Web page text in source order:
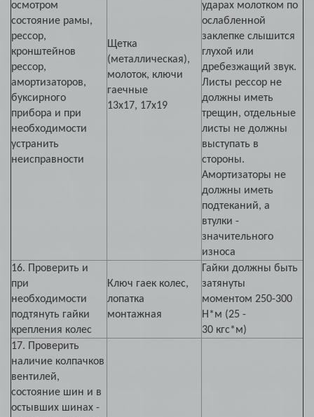
осмотром
состояние рамы,
рессор,
кронштейнов
рессор,
амортизаторов,
буксирного
прибора и при
необходимости
устранить
неисправности
Щетка
(металлическая),
молоток, ключи
гаечные
13х17, 17х19
ударах молотком по
ослабленной
заклепке слышится
глухой или
дребезжащий звук.
Листы рессор не
должны иметь
трещин, отдельные
листы не должны
выступать в
стороны.
Амортизаторы не
должны иметь
подтеканий, а
втулки -
значительного
износа
16. Проверить и
при
необходимости
подтянуть гайки
крепления колес
Ключ гаек колес,
лопатка
монтажная
Гайки должны быть
затянуты
моментом 250-300
Н*м (25 -
30 кгс*м)
17. Проверить
наличие колпачков
вентилей,
состояние шин и в
остывших шинах -